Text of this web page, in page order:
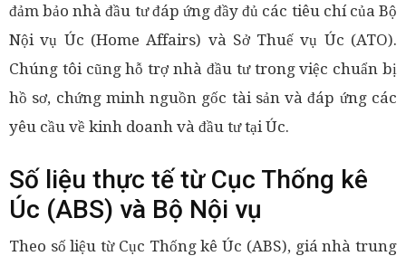
đảm bảo nhà đầu tư đáp ứng đầy đủ các tiêu chí của Bộ
Nội vụ Úc (Home Affairs) và Sở Thuế vụ Úc (ATO).
Chúng tôi cũng hỗ trợ nhà đầu tư trong việc chuẩn bị
hồ sơ, chứng minh nguồn gốc tài sản và đáp ứng các
yêu cầu về kinh doanh và đầu tư tại Úc.
Số liệu thực tế từ Cục Thống kê
Úc (ABS) và Bộ Nội vụ
Theo số liệu từ Cục Thống kê Úc (ABS), giá nhà trung